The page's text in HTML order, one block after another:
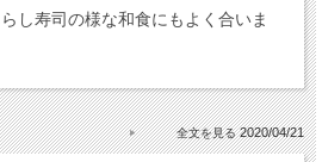
し寿司の様な和食にもよく合いま
2020/04/21